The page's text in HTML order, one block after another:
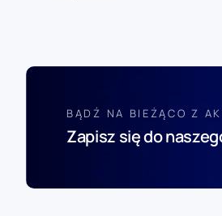
BĄDŹ NA BIEŻĄCO Z
Zapisz się do